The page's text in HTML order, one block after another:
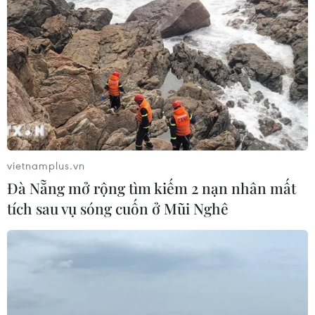
đất, cho thuê đất.
vietnamplus.vn
Đà Nẵng mở rộng tìm kiếm 2 nạn nhân mất
tích sau vụ sóng cuốn ở Mũi Nghê